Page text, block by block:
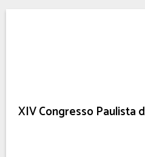
XIV Congresso Paulista